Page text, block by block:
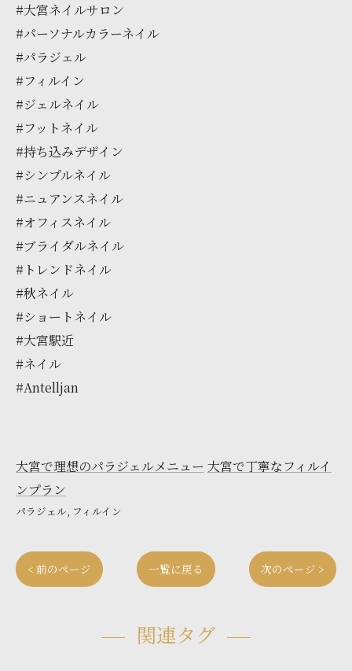
#大宮ネイルサロン
#パーソナルカラーネイル
#パラジェル
#フィルイン
#ジェルネイル
#フットネイル
#持ち込みデザイン
#シンプルネイル
#ニュアンスネイル
#オフィスネイル
#ブライダルネイル
#トレンドネイル
#秋ネイル
#ショートネイル
#大宮駅近
#ネイル
#Antelljan
大宮で理想のパラジェルメニュー 大宮で丁寧なフィルイ
ンプラン
パラジェル フィルイン
< 前のページ 一覧に戻る 次のページ >
関連タグ